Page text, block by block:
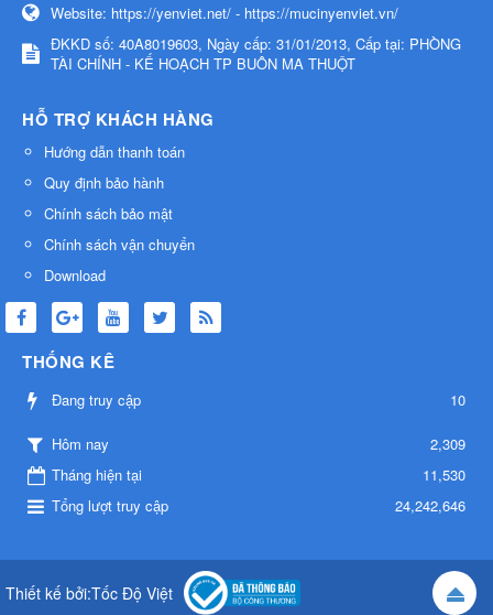
Website: https://yenviet.net/ - https://mucinyenviet.vn/
ĐKKD số: 40A8019603, Ngày cấp: 31/01/2013, Cấp tại: PHÒNG
TÀI CHÍNH - KẾ HOẠCH TP BUÔN MA THUỘT
HỖ TRỢ KHÁCH HÀNG
Hướng dẫn thanh toán
Quy định bảo hành
Chính sách bảo mật
Chính sách vận chuyển
Download
THỐNG KÊ
Đang truy cập 10
Hôm nay
2,309
Tháng hiện tại
11,530
Tổng lượt truy cập
24,242,646
Thiết kế bởi:Tốc Độ Việt